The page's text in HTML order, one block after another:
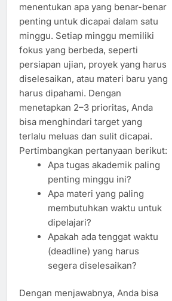
menentukan apa yang benar-benar
penting untuk dicapai dalam satu
minggu. Setiap minggu memiliki
fokus yang berbeda, seperti
persiapan ujian, proyek yang harus
diselesaikan, atau materi baru yang
harus dipahami. Dengan
menetapkan 2–3 prioritas, Anda
bisa menghindari target yang
terlalu meluas dan sulit dicapai.
Pertimbangkan pertanyaan berikut:
Apa tugas akademik paling
penting minggu ini?
Apa materi yang paling
membutuhkan waktu untuk
dipelajari?
Apakah ada tenggat waktu
(deadline) yang harus
segera diselesaikan?
Dengan menjawabnya, Anda bisa